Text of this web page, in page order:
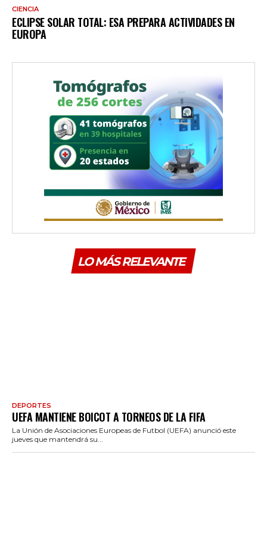
CIENCIA
ECLIPSE SOLAR TOTAL: ESA PREPARA ACTIVIDADES EN
EUROPA
LO MÁS RELEVANTE
DEPORTES
UEFA MANTIENE BOICOT A TORNEOS DE LA FIFA
La Unión de Asociaciones Europeas de Futbol (UEFA) anunció este
jueves que mantendrá su...